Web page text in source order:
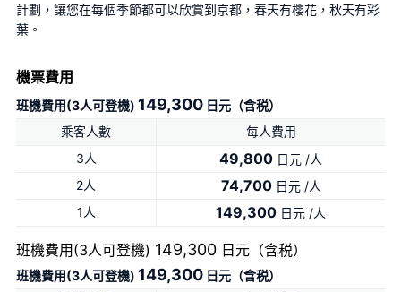
計劃，讓您在每個季節都可以欣賞到京都，春天有櫻花，秋天有彩
葉。
機票費用
班機費用(3人可登機) 149,300 日元（含税）
乘客人數
每人費用
3人
49,800 日元 /人
2人
74,700日元 /人
1人
149,300 日元 /人
班機費用(3人可登機) 149,300 日元（含税）
班機費用(3人可登機) 149,300 日元（含税）